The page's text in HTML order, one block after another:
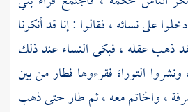
على نسائه ، فقالوا : إنا قد أنكرنا
ذهب عقله ، فبكى النساء عند ذلك
التوراة فقرءوها فطار من بين
، والخاتم معه ، ثم طار حتى ذهب